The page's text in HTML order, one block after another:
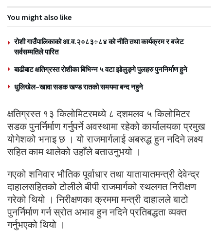
You might also like
रोशी गाउँपालिकाको आ.व.२०८३÷८४ को नीति तथा कार्यक्रम र बजेट
सर्वसम्मतिले पारित
बाढीबाट क्षतिग्रस्त रोशीका बिभिन्न ५ वटा झोलुङ्गे पुलहरु पुननिर्माण हुने
धुलिखेल–खावा सडक खण्ड रातको समयमा बन्द नहुने
क्षतिग्रस्त १३ किलोमिटरमध्ये ८ दशमलव ५ किलोमिटर
सडक पुनर्निर्माण गर्नुपर्ने अवस्थामा रहेको कार्यालयका प्रमुख
योगेशको भनाइ छ । यो राजमार्गलाई अबरुद्ध हुन नदिने लक्ष्य
सहित काम थालेको उहाँले बताउनुभयो ।
गएको शनिवार भौतिक पूर्वाधार तथा यातायातमन्त्री देवेन्द्र
दाहालसहितको टोलीले बीपी राजमार्गको स्थलगत निरीक्षण
गरेको थियो । निरीक्षणका क्रममा मन्त्री दाहालले बाटो
पुनर्निर्माण गर्न स्रोत अभाव हुन नदिने प्रतिबद्धता व्यक्त
गर्नुभएको थियो ।